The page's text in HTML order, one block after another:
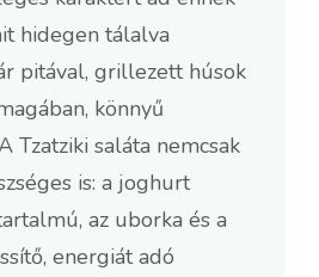
hidegen tálalva
pitával, grillezett húsok
könnyű
Tzatziki saláta nemcsak
is: a joghurt
az uborka és a
energiát adó